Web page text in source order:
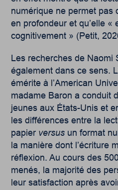
numérique ne permet pas
en profondeur et qu’elle «
cognitivement » ( Petit,
Les recherches de Naomi
également dans ce sens.
émérite à l’American
madame Baron a conduit
jeunes aux États-Unis et
les différences entre la
papier versus un format
la manière dont l’écriture
réflexion. Au cours des
menés, la majorité des
leur satisfaction après